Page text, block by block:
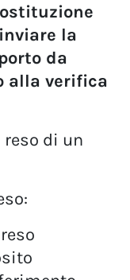
la
da
alla verifica
di un